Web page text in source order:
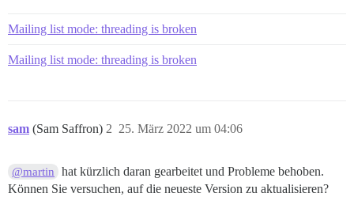
Mailing list mode: threading is broken
Mailing list mode: threading is broken
sam (Sam Saffron) 25. März 2022 um 04:06
2
@martin
hat kürzlich daran gearbeitet und Probleme behoben.
Können Sie versuchen, auf die neueste Version zu aktualisieren?